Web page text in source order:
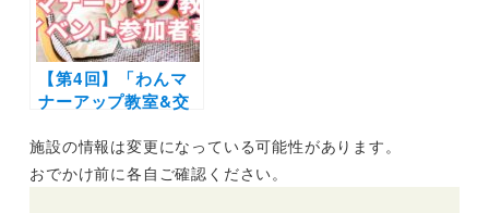
【第4回】「わんマ
ナーアップ教室&交
吠えてもOK＆ドッ
グトレーナーさんか
施設の情報は変更になっている可能性があります。
おでかけ前に各自ご確認ください。